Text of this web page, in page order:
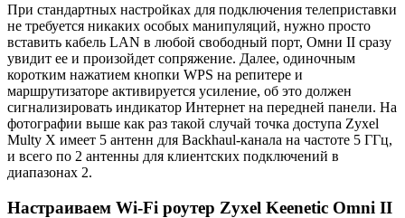
При стандартных настройках для подключения телеприставки
не требуется никаких особых манипуляций, нужно просто
вставить кабель LAN в любой свободный порт, Омни II сразу
увидит ее и произойдет сопряжение. Далее, одиночным
коротким нажатием кнопки WPS на репитере и
маршрутизаторе активируется усиление, об это должен
сигнализировать индикатор Интернет на передней панели. На
фотографии выше как раз такой случай точка доступа Zyxel
Multy X имеет 5 антенн для Backhaul-канала на частоте 5 ГГц,
и всего по 2 антенны для клиентских подключений в
диапазонах 2.
Настраиваем Wi-Fi роутер Zyxel Keenetic Omni II